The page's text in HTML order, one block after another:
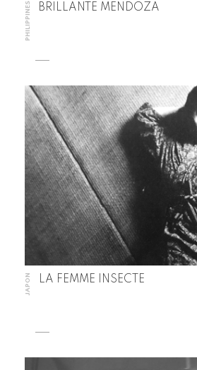
PHILIPPINES BRILLANTE MENDOZA
JAPON LA FEMME INSECTE